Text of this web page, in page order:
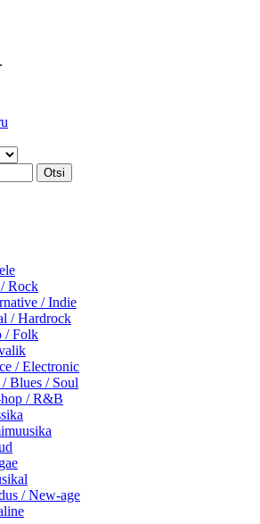
Otsi
Rock
/ Indie
/ Hardrock
/ Folk
/ Electronic
/ Blues / Soul
/ R&B
/ New-age